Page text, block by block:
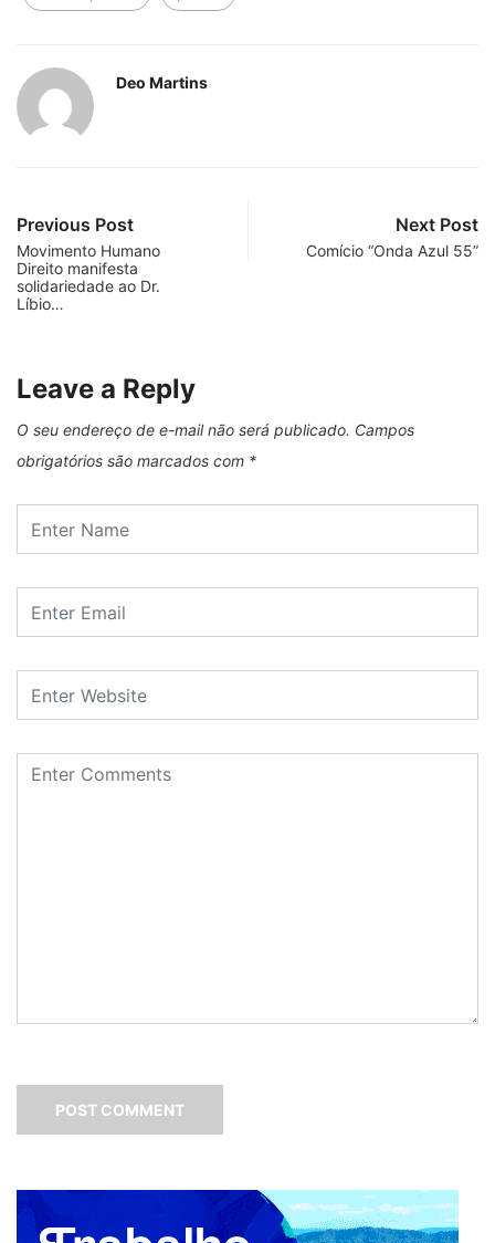
Deo Martins
Previous Post
Movimento Humano
Direito manifesta
solidariedade ao Dr.
Líbio…
Next Post
Comício “Onda Azul 55”
Leave a Reply
O seu endereço de e-mail não será publicado. Campos
obrigatórios são marcados com *